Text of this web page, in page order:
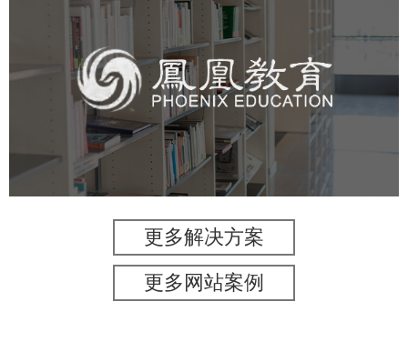
凤凰教育
培训教育 高校 教育网站建设
学校网站建设
大学网站建设
高校网站建设
更多解决方案
更多网站案例